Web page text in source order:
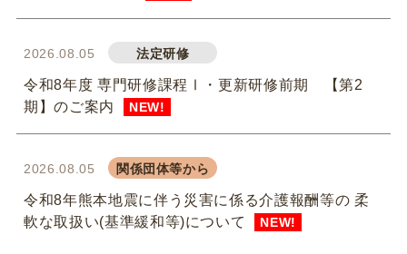
2026.08.05 法定研修
令和8年度 専門研修課程Ⅰ・更新研修前期 【第2
期】のご案内
NEW!
2026.08.05 関係団体等から
令和8年熊本地震に伴う災害に係る介護報酬等の 柔
軟な取扱い(基準緩和等)について
NEW!